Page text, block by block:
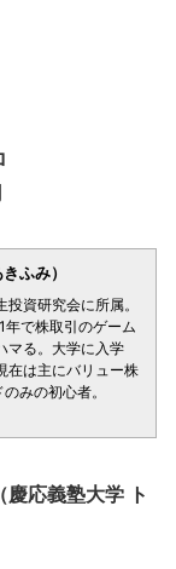
ふみ）
資研究会に所属。
で株取引のゲーム
マる。大学に入学
在は主にバリュー株
みの初心者。
応義塾大学 ト